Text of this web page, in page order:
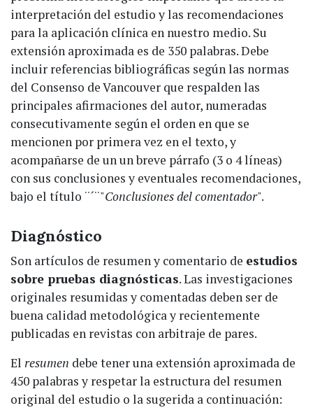
interpretación del estudio y las recomendaciones
para la aplicación clínica en nuestro medio. Su
extensión aproximada es de 350 palabras. Debe
incluir referencias bibliográficas según las normas
del Consenso de Vancouver que respalden las
principales afirmaciones del autor, numeradas
consecutivamente según el orden en que se
mencionen por primera vez en el texto, y
acompañarse de un un breve párrafo (3 o 4 líneas)
con sus conclusiones y eventuales recomendaciones,
bajo el título ¨´¨"Conclusiones del comentador".
Diagnóstico
Son artículos de resumen y comentario de estudios
sobre pruebas diagnósticas. Las investigaciones
originales resumidas y comentadas deben ser de
buena calidad metodológica y recientemente
publicadas en revistas con arbitraje de pares.
El resumen debe tener una extensión aproximada de
450 palabras y respetar la estructura del resumen
original del estudio o la sugerida a continuación: